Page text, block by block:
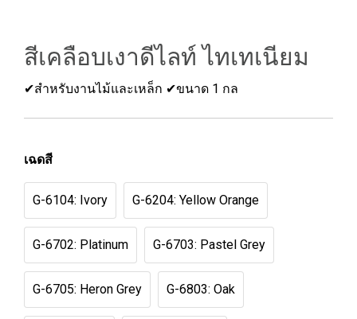
สีเคลือบเงาดีไลท์ ไทเทเนียม
✔สำหรับงานไม้และเหล็ก ✔ขนาด 1 กล
เฉดสี
G-6104: Ivory G-6204: Yellow Orange
G-6702: Platinum G-6703: Pastel Grey
G-6705: Heron Grey G-6803: Oak